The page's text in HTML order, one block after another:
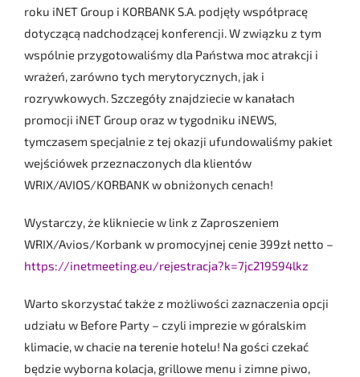
roku iNET Group i KORBANK S.A. podjęły współpracę
dotyczącą nadchodzącej konferencji. W związku z tym
wspólnie przygotowaliśmy dla Państwa moc atrakcji i
wrażeń, zarówno tych merytorycznych, jak i
rozrywkowych. Szczegóły znajdziecie w kanałach
promocji iNET Group oraz w tygodniku iNEWS,
tymczasem specjalnie z tej okazji ufundowaliśmy pakiet
wejściówek przeznaczonych dla klientów
WRIX/AVIOS/KORBANK w obniżonych cenach!
Wystarczy, że klikniecie w link z Zaproszeniem
WRIX/Avios/Korbank w promocyjnej cenie 399zł netto –
https://inetmeeting.eu/rejestracja?k=7jc219594lkz
Warto skorzystać także z możliwości zaznaczenia opcji
udziału w Before Party – czyli imprezie w góralskim
klimacie, w chacie na terenie hotelu! Na gości czekać
będzie wyborna kolacja, grillowe menu i zimne piwo,